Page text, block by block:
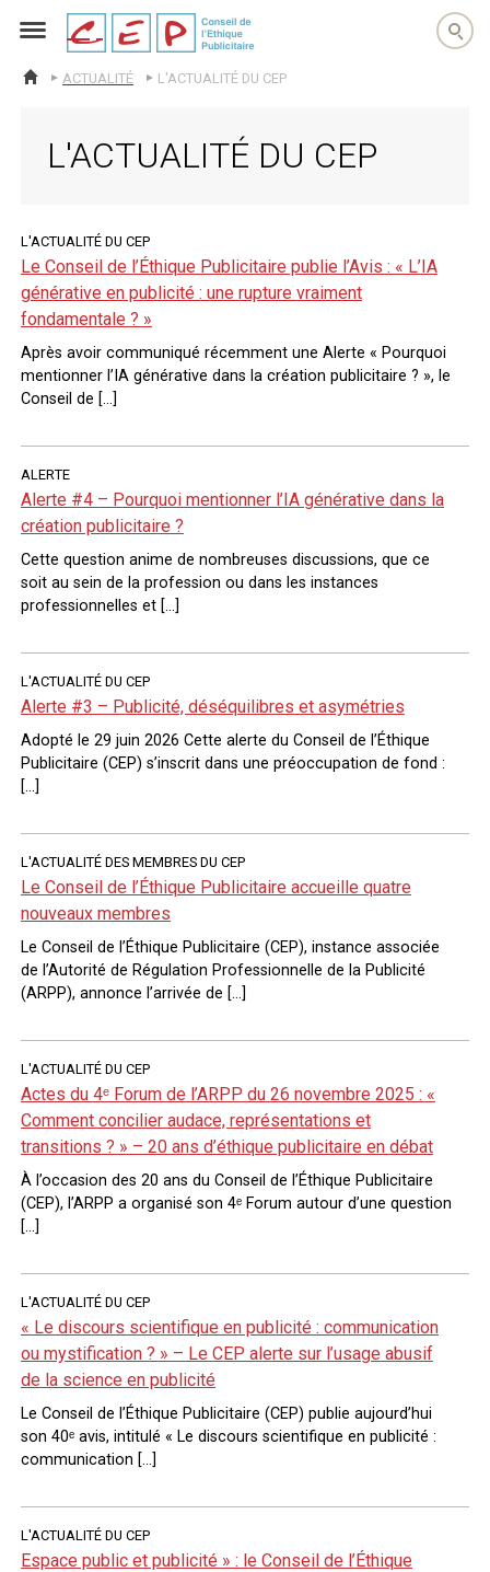
cep
ACCUEIL
ACTUALITÉ L'ACTUALITÉ DU CEP
L'ACTUALITÉ DU CEP
L'ACTUALITÉ DU CEP
Le Conseil de l’Éthique Publicitaire publie l’Avis : « L’IA
générative en publicité : une rupture vraiment
fondamentale ? »
Après avoir communiqué récemment une Alerte « Pourquoi
mentionner l’IA générative dans la création publicitaire ? », le
Conseil de […]
ALERTE
Alerte #4 – Pourquoi mentionner l’IA générative dans la
création publicitaire ?
Cette question anime de nombreuses discussions, que ce
soit au sein de la profession ou dans les instances
professionnelles et […]
L'ACTUALITÉ DU CEP
Alerte #3 – Publicité, déséquilibres et asymétries
Adopté le 29 juin 2026 Cette alerte du Conseil de l’Éthique
Publicitaire (CEP) s’inscrit dans une préoccupation de fond :
[…]
L'ACTUALITÉ DES MEMBRES DU CEP
Le Conseil de l’Éthique Publicitaire accueille quatre
nouveaux membres
Le Conseil de l’Éthique Publicitaire (CEP), instance associée
de l’Autorité de Régulation Professionnelle de la Publicité
(ARPP), annonce l’arrivée de […]
L'ACTUALITÉ DU CEP
Actes du 4ᵉ Forum de l’ARPP du 26 novembre 2025 : «
Comment concilier audace, représentations et
transitions ? » – 20 ans d’éthique publicitaire en débat
À l’occasion des 20 ans du Conseil de l’Éthique Publicitaire
(CEP), l’ARPP a organisé son 4ᵉ Forum autour d’une question
[…]
L'ACTUALITÉ DU CEP
« Le discours scientifique en publicité : communication
ou mystification ? » – Le CEP alerte sur l’usage abusif
de la science en publicité
Le Conseil de l’Éthique Publicitaire (CEP) publie aujourd’hui
son 40ᵉ avis, intitulé « Le discours scientifique en publicité :
communication […]
L'ACTUALITÉ DU CEP
Espace public et publicité » : le Conseil de l’Éthique